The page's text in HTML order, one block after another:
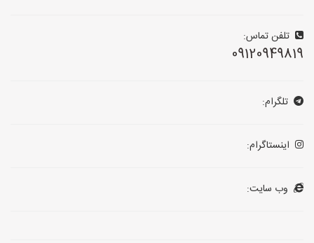
تلفن تماس:
09120949819
تلگرام:
اینستاگرام:
وب سایت: